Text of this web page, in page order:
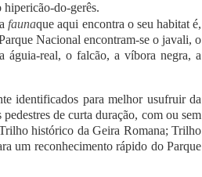
hipericão-do-gerês.
faunaque aqui encontra o seu habitat é,
Nacional encontram-se o javali, o
real, o falcão, a víbora negra, a
identificados para melhor usufruir da
de curta duração, com ou sem
histórico da Geira Romana; Trilho
um reconhecimento rápido do Parque